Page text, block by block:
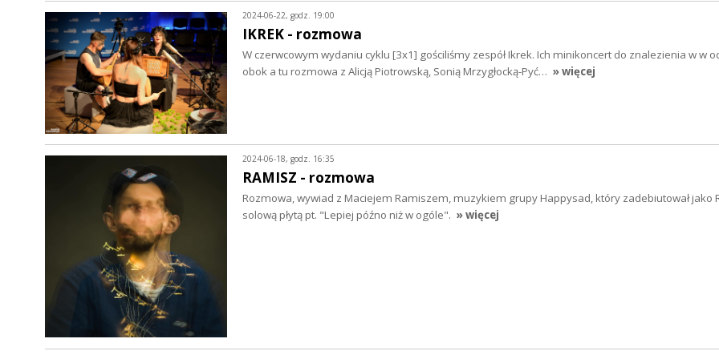
2024-06-22, godz. 19:00
IKREK - rozmowa
W czerwcowym wydaniu cyklu [3x1] gościliśmy zespół Ikrek. Ich minikoncert do znalezienia w w
obok a tu rozmowa z Alicją Piotrowską, Sonią Mrzygłocką-Pyć… » więcej
2024-06-18, godz. 16:35
RAMISZ - rozmowa
Rozmowa, wywiad z Maciejem Ramiszem, muzykiem grupy Happysad, który zadebiutował jako
solową płytą pt. "Lepiej późno niż w ogóle". » więcej